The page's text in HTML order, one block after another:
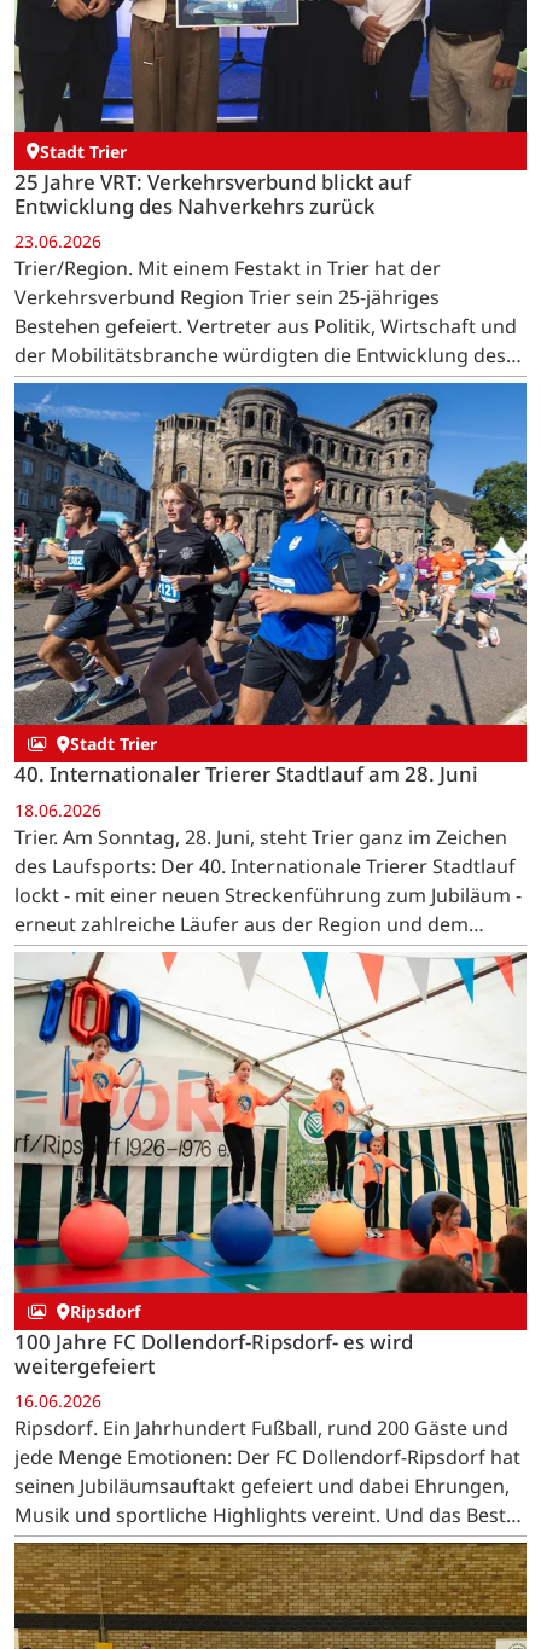
Stadt Trier
25 Jahre VRT: Verkehrsverbund blickt auf
Entwicklung des Nahverkehrs zurück
23.06.2026
Trier/Region. Mit einem Festakt in Trier hat der
Verkehrsverbund Region Trier sein 25-jähriges
Bestehen gefeiert. Vertreter aus Politik, Wirtschaft und
der Mobilitätsbranche würdigten die Entwicklung des
öffentlichen Nahverkehrs in der Region. …
Stadt Trier
40. Internationaler Trierer Stadtlauf am 28. Juni
18.06.2026
Trier. Am Sonntag, 28. Juni, steht Trier ganz im Zeichen
des Laufsports: Der 40. Internationale Trierer Stadtlauf
lockt - mit einer neuen Streckenführung zum Jubiläum -
erneut zahlreiche Läufer aus der Region und dem
benachbarten Ausland in die Trierer Innenstadt.…
Ripsdorf
100 Jahre FC Dollendorf-Ripsdorf- es wird
weitergefeiert
16.06.2026
Ripsdorf. Ein Jahrhundert Fußball, rund 200 Gäste und
jede Menge Emotionen: Der FC Dollendorf-Ripsdorf hat
seinen Jubiläumsauftakt gefeiert und dabei Ehrungen,
Musik und sportliche Highlights vereint. Und das Beste
kommt noch: Beim Sportfest trifft die…